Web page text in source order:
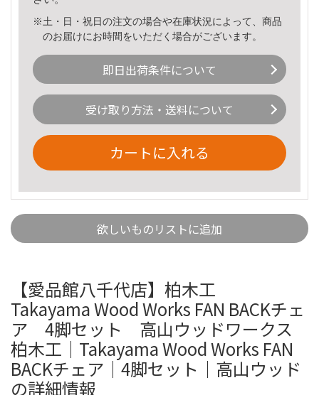
※土・日・祝日の注文の場合や在庫状況によって、商品
のお届けにお時間をいただく場合がございます。
即日出荷条件について
受け取り方法・送料について
カートに入れる
欲しいものリストに追加
【愛品館八千代店】柏木工
Takayama Wood Works FAN BACKチェ
ア 4脚セット 高山ウッドワークス
柏木工｜Takayama Wood Works FAN
BACKチェア｜4脚セット｜高山ウッド
の詳細情報